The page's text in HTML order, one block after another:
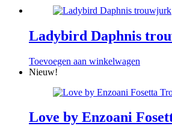
Ladybird Daphnis
Toevoegen aan winkelwagen
Nieuw!
Love by Enzoani